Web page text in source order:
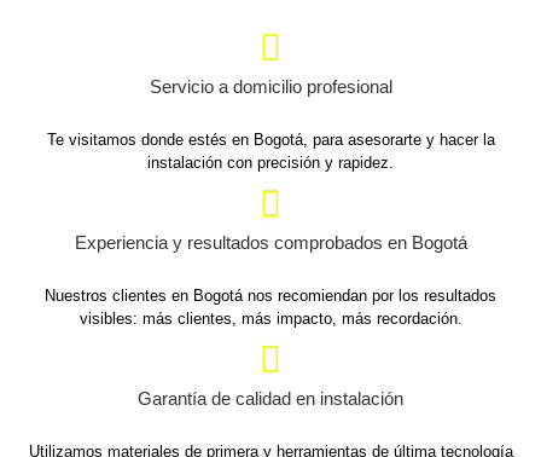
Servicio a domicilio profesional
Te visitamos donde estés en Bogotá, para asesorarte y hacer la
instalación con precisión y rapidez.
Experiencia y resultados comprobados en Bogotá
Nuestros clientes en Bogotá nos recomiendan por los resultados
visibles: más clientes, más impacto, más recordación.
Garantía de calidad en instalación
Utilizamos materiales de primera y herramientas de última tecnología